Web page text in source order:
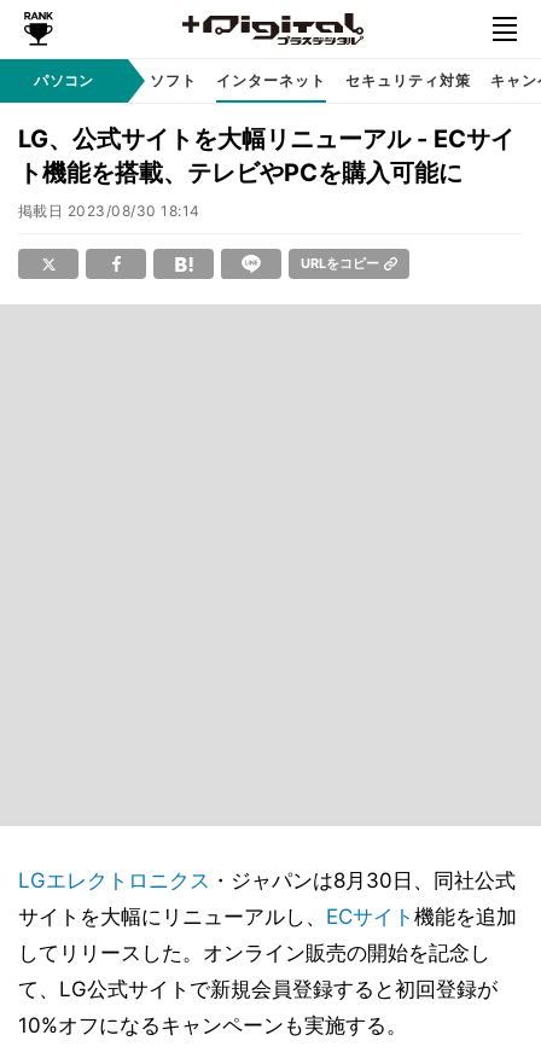
パソコン
AI PC 周辺機器 ソフト インターネット セキュリティ対策 キャ
LG、公式サイトを大幅リニューアル - ECサイ
ト機能を搭載、テレビやPCを購入可能に
掲載日 2023/08/30 18:14
URLをコピー
LGエレクトロニクス ・ジャパンは8月30日、同社公式
サイトを大幅にリニューアルし、 ECサイト 機能を追加
してリリースした。オンライン販売の開始を記念し
て、LG公式サイトで新規会員登録すると初回登録が
10%オフになるキャンペーンも実施する。